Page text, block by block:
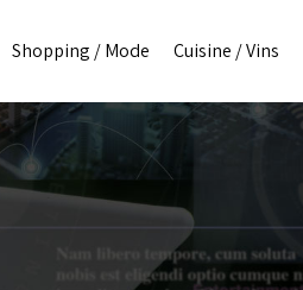
Shopping / Mode Cuisine / Vins